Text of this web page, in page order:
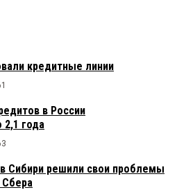
кредитные линии
в России
2,1 года
Сибири решили свои проблемы